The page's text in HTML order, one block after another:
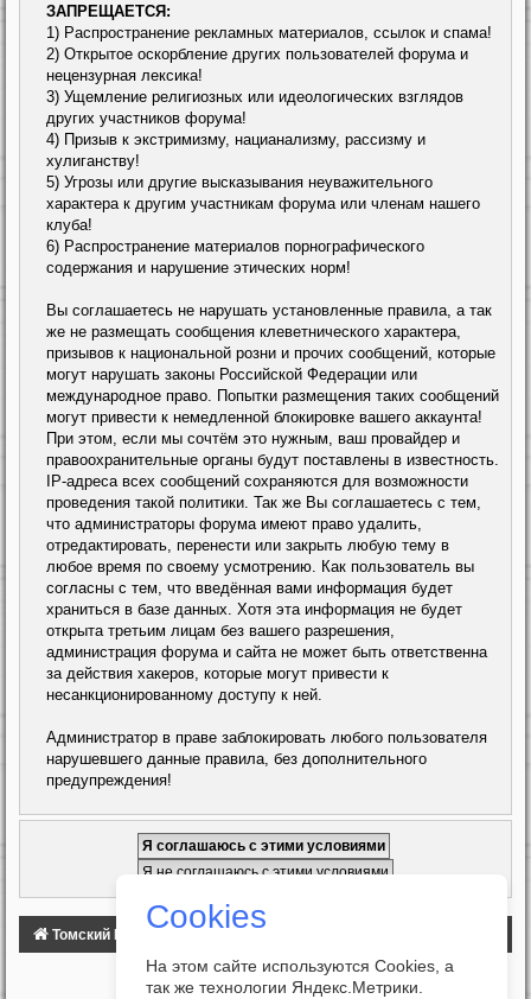
ЗАПРЕЩАЕТСЯ:
1) Распространение рекламных материалов, ссылок и спама!
2) Открытое оскорбление других пользователей форума и
нецензурная лексика!
3) Ущемление религиозных или идеологических взглядов
других участников форума!
4) Призыв к экстримизму, нацианализму, рассизму и
хулиганству!
5) Угрозы или другие высказывания неуважительного
характера к другим участникам форума или членам нашего
клуба!
6) Распространение материалов порнографического
содержания и нарушение этических норм!
Вы соглашаетесь не нарушать установленные правила, а так
же не размещать сообщения клеветнического характера,
призывов к национальной розни и прочих сообщений, которые
могут нарушать законы Российской Федерации или
международное право. Попытки размещения таких сообщений
могут привести к немедленной блокировке вашего аккаунта!
При этом, если мы сочтём это нужным, ваш провайдер и
правоохранительные органы будут поставлены в известность.
IP-адреса всех сообщений сохраняются для возможности
проведения такой политики. Так же Вы соглашаетесь с тем,
что администраторы форума имеют право удалить,
отредактировать, перенести или закрыть любую тему в
любое время по своему усмотрению. Как пользователь вы
согласны с тем, что введённая вами информация будет
храниться в базе данных. Хотя эта информация не будет
открыта третьим лицам без вашего разрешения,
администрация форума и сайта не может быть ответственна
за действия хакеров, которые могут привести к
несанкционированному доступу к ней.
Администратор в праве заблокировать любого пользователя
нарушевшего данные правила, без дополнительного
предупреждения!
Томский Клуб Автомобилистов
Cookies
На этом сайте используются Cookies, а
так же технологии Яндекс.Метрики.